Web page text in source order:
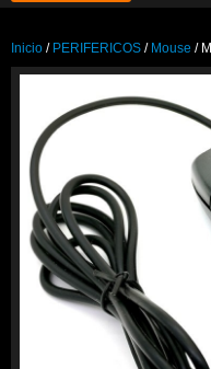
Inicio / PERIFERICOS / Mouse /